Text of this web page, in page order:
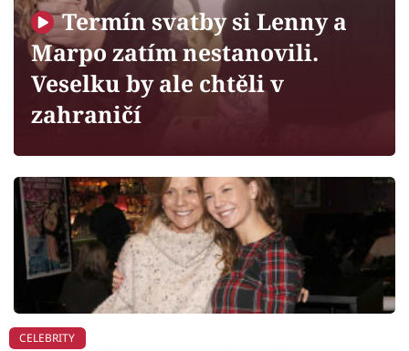
Sledujte prima+
Filmový festival Karlovy Vary
Mámy sobě
Přihlášení
Sledujte nás
Termín svatby si Lenny a
Marpo zatím nestanovili.
Veselku by ale chtěli v
zahraničí
CELEBRITY